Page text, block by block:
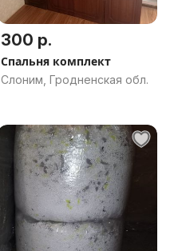
300 р.
Спальня комплект
Слоним, Гродненская обл.